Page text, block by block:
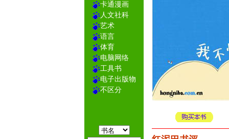
卡通漫画
人文社科
艺术
语言
体育
电脑网络
工具书
电子出版物
不区分